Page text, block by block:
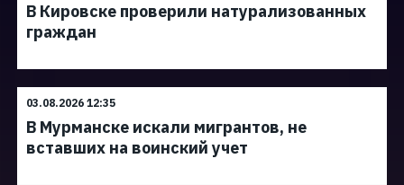
В Кировске проверили натурализованных
граждан
03.08.2026 12:35
В Мурманске искали мигрантов, не
вставших на воинский учет